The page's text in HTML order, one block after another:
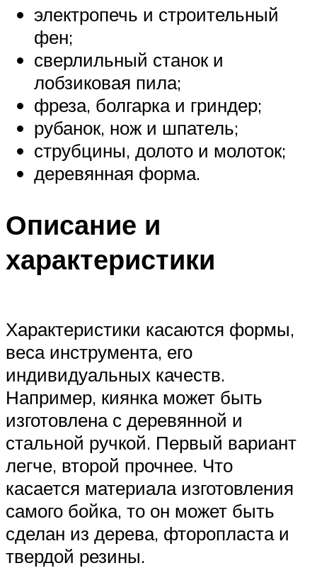
электропечь и строительный
фен;
сверлильный станок и
лобзиковая пила;
фреза, болгарка и гриндер;
рубанок, нож и шпатель;
струбцины, долото и молоток;
деревянная форма.
Описание и
характеристики
Характеристики касаются формы,
веса инструмента, его
индивидуальных качеств.
Например, киянка может быть
изготовлена с деревянной и
стальной ручкой. Первый вариант
легче, второй прочнее. Что
касается материала изготовления
самого бойка, то он может быть
сделан из дерева, фторопласта и
твердой резины.